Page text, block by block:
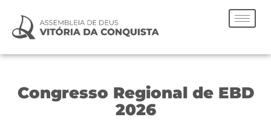
Congresso Regional de EBD
2026